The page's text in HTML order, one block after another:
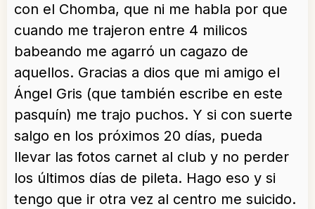
con el Chomba, que ni me habla por que
cuando me trajeron entre 4 milicos
babeando me agarró un cagazo de
aquellos. Gracias a dios que mi amigo el
Ángel Gris (que también escribe en este
pasquín) me trajo puchos. Y si con suerte
salgo en los próximos 20 días, pueda
llevar las fotos carnet al club y no perder
los últimos días de pileta. Hago eso y si
tengo que ir otra vez al centro me suicido.